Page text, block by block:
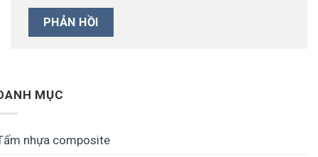
MỤC
nhựa composite